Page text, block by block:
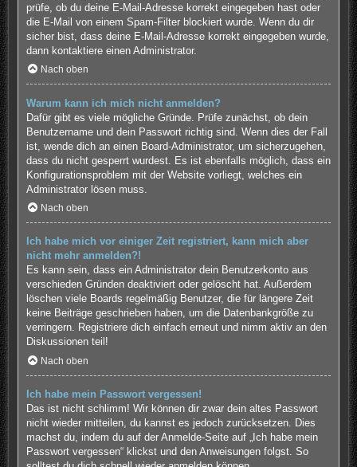
prüfe, ob du deine E-Mail-Adresse korrekt eingegeben hast oder
die E-Mail von einem Spam-Filter blockiert wurde. Wenn du dir
sicher bist, dass deine E-Mail-Adresse korrekt eingegeben wurde,
dann kontaktiere einen Administrator.
Nach oben
Warum kann ich mich nicht anmelden?
Dafür gibt es viele mögliche Gründe. Prüfe zunächst, ob dein
Benutzername und dein Passwort richtig sind. Wenn dies der Fall
ist, wende dich an einen Board-Administrator, um sicherzugehen,
dass du nicht gesperrt wurdest. Es ist ebenfalls möglich, dass ein
Konfigurationsproblem mit der Website vorliegt, welches ein
Administrator lösen muss.
Nach oben
Ich habe mich vor einiger Zeit registriert, kann mich aber
nicht mehr anmelden?!
Es kann sein, dass ein Administrator dein Benutzerkonto aus
verschieden Gründen deaktiviert oder gelöscht hat. Außerdem
löschen viele Boards regelmäßig Benutzer, die für längere Zeit
keine Beiträge geschrieben haben, um die Datenbankgröße zu
verringern. Registriere dich einfach erneut und nimm aktiv an den
Diskussionen teil!
Nach oben
Ich habe mein Passwort vergessen!
Das ist nicht schlimm! Wir können dir zwar dein altes Passwort
nicht wieder mitteilen, du kannst es jedoch zurücksetzen. Dies
machst du, indem du auf der Anmelde-Seite auf „Ich habe mein
Passwort vergessen“ klickst und den Anweisungen folgst. So